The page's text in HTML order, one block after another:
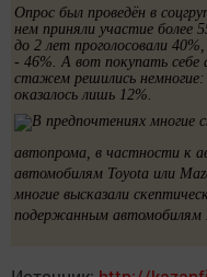
Опрос был проведён в
нем приняли участие более
до 2 лет проголосовали
- 46%. А вот покупать
стажем решились немногие:
оказалось лишь 12%.
В предпочтениях многие
автопрома, в частности к
автомобилям Toyota или
многие высказали
подержанным автомобилям